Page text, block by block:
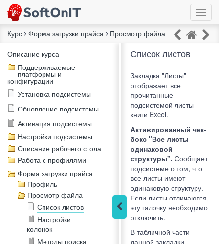
Курс Форма загрузки прайса Просмотр файла
Описание курса
Поддерживаемые
платформы и
конфигурации
Установка подсистемы
Обновление подсистемы
Активация подсистемы
Настройки подсистемы
Описание рабочего стола
Работа с профилями
Форма загрузки прайса
Профиль
Просмотр файла
Список листов
Настройки
колонок
Методы поиска
Список листов
Закладка "Листы"
отображает все
прочитанные
подсистемой листы
книги Excel.
Активированный чек-
бокс "Все листы
одинаковой
структуры". Сообщает
подсистеме о том, что
все листы имеют
одинаковую структуру.
Если листы отличаются,
эту галочку необходимо
отключить.
В табличной части
данной закладки